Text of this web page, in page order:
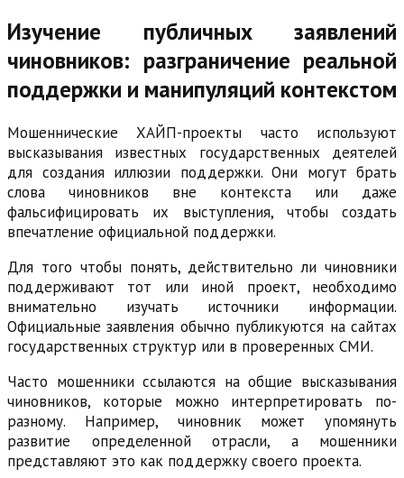
Изучение публичных заявлений
чиновников: разграничение реальной
поддержки и манипуляций контекстом
Мошеннические ХАЙП-проекты часто используют
высказывания известных государственных деятелей
для создания иллюзии поддержки. Они могут брать
слова чиновников вне контекста или даже
фальсифицировать их выступления, чтобы создать
впечатление официальной поддержки.
Для того чтобы понять, действительно ли чиновники
поддерживают тот или иной проект, необходимо
внимательно изучать источники информации.
Официальные заявления обычно публикуются на сайтах
государственных структур или в проверенных СМИ.
Часто мошенники ссылаются на общие высказывания
чиновников, которые можно интерпретировать по-
разному. Например, чиновник может упомянуть
развитие определенной отрасли, а мошенники
представляют это как поддержку своего проекта.